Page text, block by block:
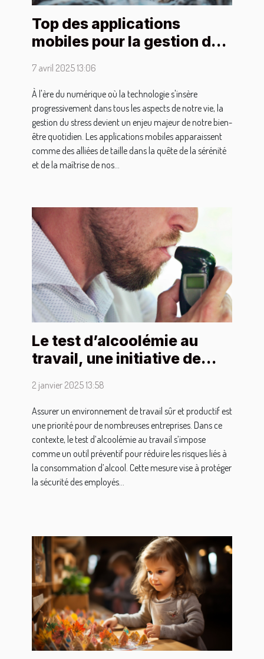
Top des applications
mobiles pour la gestion du
stress en 2023
7 avril 2025 13:06
À l'ère du numérique où la technologie s'insère
progressivement dans tous les aspects de notre vie, la
gestion du stress devient un enjeu majeur de notre bien-
être quotidien. Les applications mobiles apparaissent
comme des alliées de taille dans la quête de la sérénité
et de la maîtrise de nos...
Le test d’alcoolémie au
travail, une initiative de
environnement de travail
sûr !
2 janvier 2025 13:58
Assurer un environnement de travail sûr et productif est
une priorité pour de nombreuses entreprises. Dans ce
contexte, le test d’alcoolémie au travail s’impose
comme un outil préventif pour réduire les risques liés à
la consommation d’alcool. Cette mesure vise à protéger
la sécurité des employés...